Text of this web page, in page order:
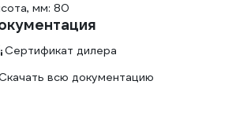
мм: 80
Сертификат дилера
всю документацию